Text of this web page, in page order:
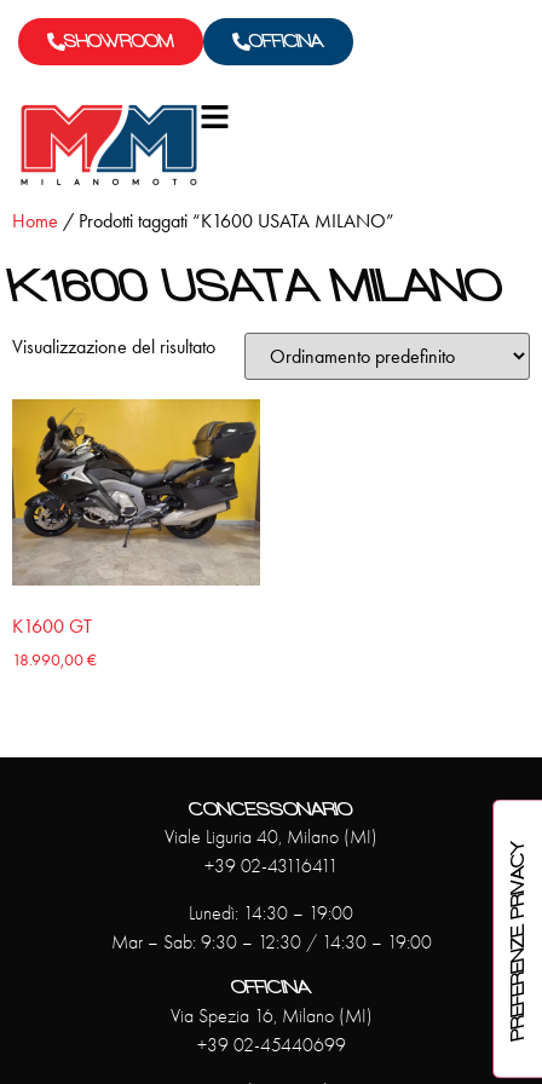
SHOWROOM OFFICINA
Home / Prodotti taggati “K1600 USATA MILANO”
K1600 USATA MILANO
Visualizzazione del risultato
K1600 GT
18.990,00€
CONCESSONARIO
Viale Liguria 40, Milano (MI)
+39 02-43116411
Lunedì: 14:30 – 19:00
Mar – Sab: 9:30 – 12:30 / 14:30 – 19:00
OFFICINA
Via Spezia 16, Milano (MI)
+39 02-45440699